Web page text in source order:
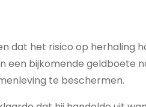
dat het risico op herhaling
een bijkomende geldboete
te beschermen.